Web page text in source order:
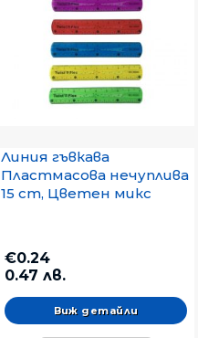
Линия гъвкава
Пластмасова нечуплива
15 cm, Цветен микс
€0.24
0.47 лв.
Виж детайли